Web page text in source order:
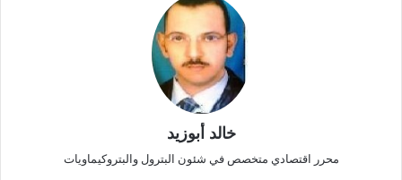
خالد أبوزيد
محرر اقتصادي متخصص في شئون البترول والبتروكيماويات